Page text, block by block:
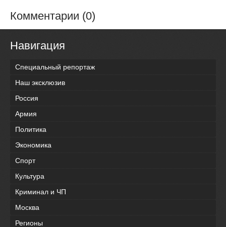
Комментарии (0)
Навигация
Специальный репортаж
Наш эксклюзив
Россия
Армия
Политика
Экономика
Спорт
Культура
Криминал и ЧП
Москва
Регионы